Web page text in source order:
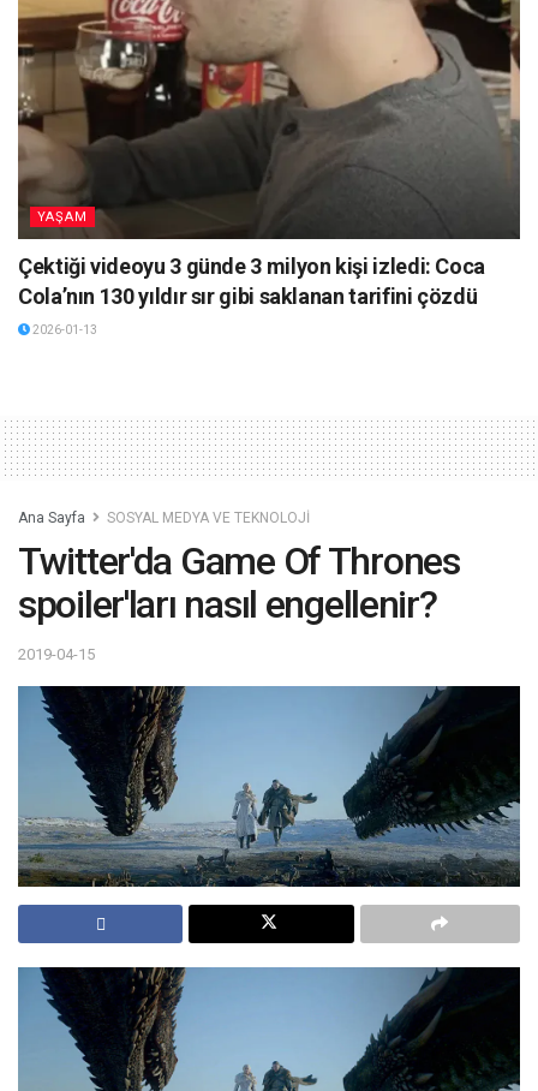
YAŞAM
Çektiği videoyu 3 günde 3 milyon kişi izledi: Coca
Cola’nın 130 yıldır sır gibi saklanan tarifini çözdü
2026-01-13
Ana Sayfa SOSYAL MEDYA VE TEKNOLOJİ
Twitter'da Game Of Thrones
spoiler'ları nasıl engellenir?
2019-04-15